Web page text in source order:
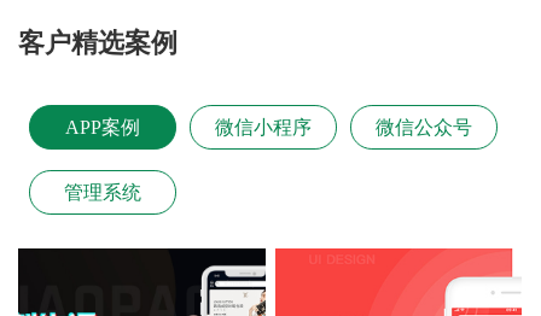
客户精选案例
APP案例 微信小程序 微信公众号
管理系统